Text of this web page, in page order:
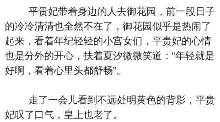
平贵妃带着身边的人去御花园，前一段日子
的冷冷清清也全然不在了，御花园似乎是热闹了
起来，看着年纪轻轻的小宫女们，平贵妃的心情
也是分外的开心，扶着夏汐微微笑道：“年轻就是
好啊，看着心里头都舒畅”。
走了一会儿看到不远处明黄色的背影，平贵
妃叹了口气，皇上也老了。